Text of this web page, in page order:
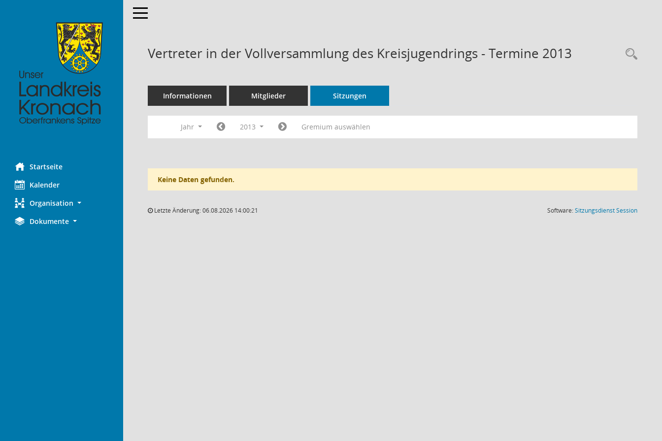
Startseite
Kalender
Organisation
Dokumente
Toggle navigation
Vertreter in der Vollversammlung des Kreisjugendrings - Termine 2013
Informationen Mitglieder Sitzungen
Jahr 2013 Gremium auswählen
Keine Daten gefunden.
Letzte Änderung: 06.08.2026 14:00:21 Software:SitzungsdienstSession(Wird in